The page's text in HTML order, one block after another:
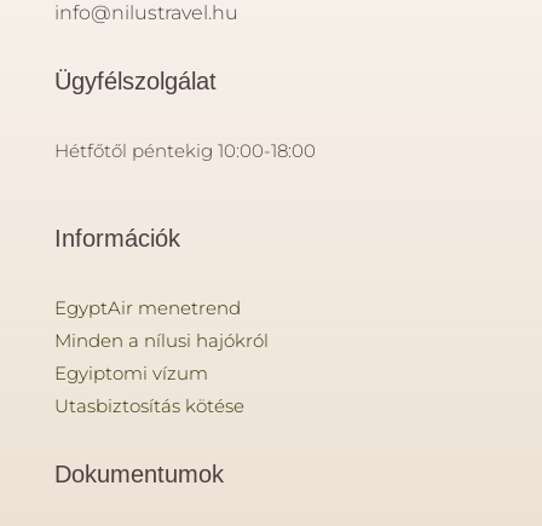
info@nilustravel.hu
Ügyfélszolgálat
Hétfőtől péntekig 10:00-18:00
Információk
EgyptAir menetrend
Minden a nílusi hajókról
Egyiptomi vízum
Utasbiztosítás kötése
Dokumentumok